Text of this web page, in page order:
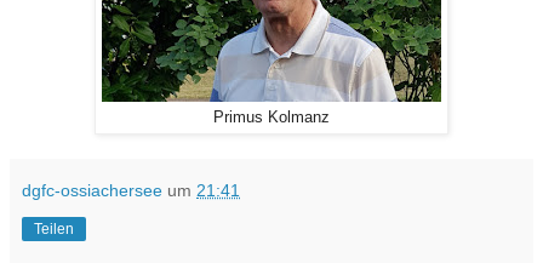
Primus Kolmanz
dgfc-ossiachersee um 21:41
Teilen